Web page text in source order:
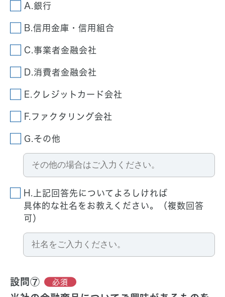
A.銀行
B.信用金庫・信用組合
C.事業者金融会社
D.消費者金融会社
E.クレジットカード会社
F.ファクタリング会社
G.その他
H.上記回答先についてよろしければ
具体的な社名をお教えください。（複数回答
可）
設問⑦ 必須